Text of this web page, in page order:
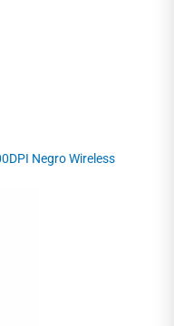
Negro Wireless